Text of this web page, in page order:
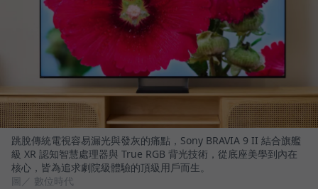
跳脫傳統電視容易漏光與發灰的痛點，Sony BRAVIA 9 II 結合旗艦
級 XR 認知智慧處理器與 True RGB 背光技術，從底座美學到內在
核心，皆為追求劇院級體驗的頂級用戶而生。
圖／ 數位時代